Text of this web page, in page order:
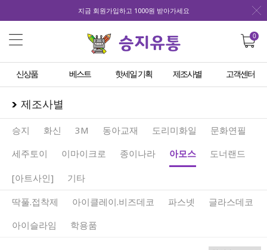
지금 회원가입하고 1000원 받아가세요
0
신상품 베스트 핫세일 기획 제조사별 고객센터
제조사별
승지 화신 3M 동아교재 도리미화일
문화연필
세주토이
이마이크로 종이나라 아모스 도너랜드
[아트사인]
기타
딱풀.접착제
아이클레이.비즈데코 파스넷
글라스데코
아이슬라임
학용품